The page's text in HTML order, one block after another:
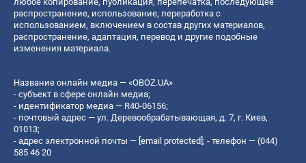
распространение, использование, переработка с
использованием, включением в состав других материалов,
распространение, адаптация, перевод и другие подобные
изменения материала.
Название онлайн медиа — «OBOZ.UA»
- субъект в сфере онлайн медиа;
- идентификатор медиа — R40-06156;
- почтовый адрес — ул. Деревообрабатывающая, д. 7, г. Киев,
01013;
- адрес электронной почты — [email protected]; - телефон — (044)
585 46 20